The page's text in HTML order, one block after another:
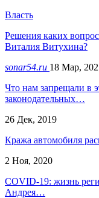
Власть
Решения каких
Виталия Витухина?
sonar54.ru 18 Мар,
Что нам запрещали в
законодательных…
26 Дек, 2019
Кража автомобиля
2 Ноя, 2020
COVID-19: жизнь
Андрея…